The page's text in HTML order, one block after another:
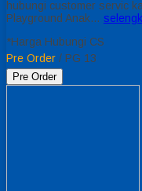
hubungi customer servic
Playground Anak…
*Harga Hubungi CS
Pre Order / PG 13
Pre Order